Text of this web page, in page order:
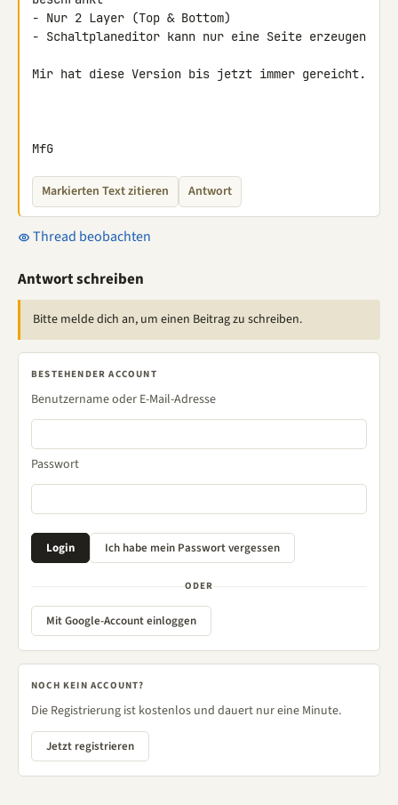
- Nur 2 Layer (Top & Bottom)
- Schaltplaneditor kann nur eine Seite erzeugen
Mir hat diese Version bis jetzt immer gereicht.
MfG
Markierten Text zitieren Antwort
Thread beobachten
Antwort schreiben
Bitte melde dich an, um einen Beitrag zu schreiben.
BESTEHENDER ACCOUNT
Benutzername oder E-Mail-Adresse
Passwort
ODER
Mit Google-Account einloggen
NOCH KEIN ACCOUNT?
Die Registrierung ist kostenlos und dauert nur eine Minute.
Jetzt registrieren